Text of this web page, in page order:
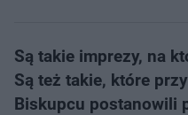
Są takie imprezy, na
Są też takie, które
Biskupcu postanowili